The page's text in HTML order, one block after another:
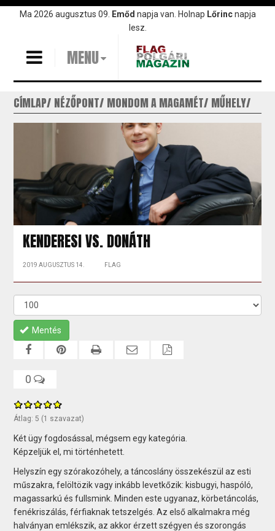
UgrásMa 2026 augusztus 09. Emőd napja van. Holnap Lőrincnapja
lesz.
MENU
CÍMLAP NÉZŐPONT MONDOM A MAGAMÉT MŰHELY
KENDERESI VS. DONÁTH
2019 AUGUSZTUS 14. FLAG
Mentés
0
Átlag: 5 (1 szavazat)
Két ügy fogdosással, mégsem egy kategória.
Képzeljük el, mi történhetett.
Helyszín egy szórakozóhely, a táncoslány összekészül az esti
műszakra, felöltözik vagy inkább levetkőzik: kisbugyi, haspóló,
magassarkú és fullsmink. Minden este ugyanaz, körbetáncolás,
fenékriszálás, férfiaknak tetszelgés. Az első alkalmakra még
halványan emlékszik, az akkor érzett szégyen és szorongás